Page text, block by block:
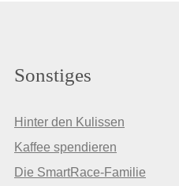
Sonstiges
Hinter den Kulissen
Kaffee spendieren
Die SmartRace-Familie